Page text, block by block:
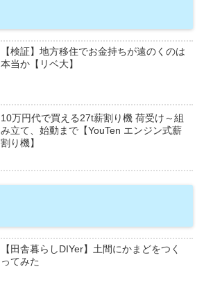
【検証】地方移住でお金持ちが遠のくのは
本当か【リベ大】
10万円代で買える27t薪割り機 荷受け～組
み立て、始動まで【YouTen エンジン式薪
割り機】
【田舎暮らしDIYer】土間にかまどをつく
ってみた